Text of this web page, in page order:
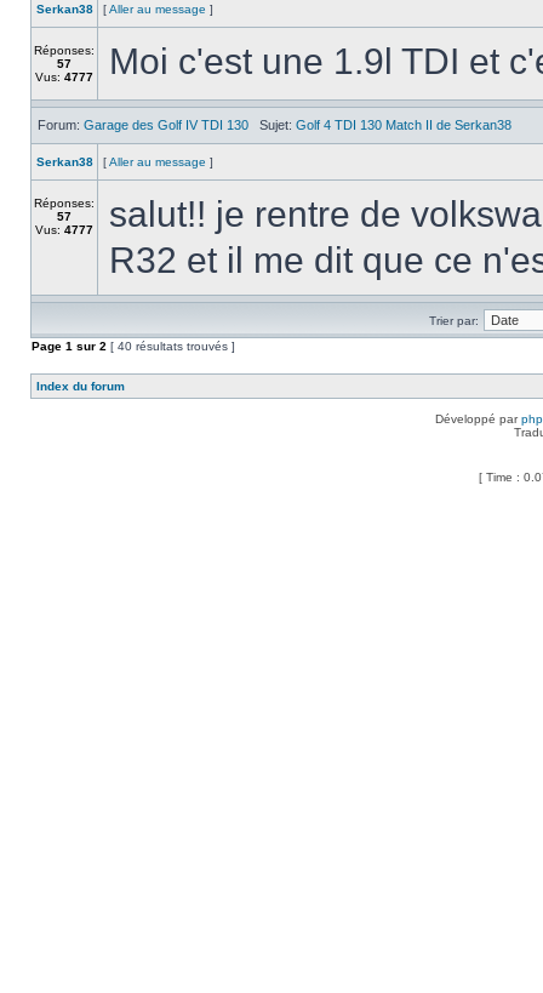
Serkan38 [Aller au message ]
Réponses:
57
Vus: 4777 Moi c'est une 1.9l TDI et
Forum: Garage des Golf IV TDI 130 Sujet: Golf 4 TDI 130 Match II de Serkan38
Serkan38 [Aller au message ]
Réponses:
57
Vus: 4777
salut!! je rentre de
R32 et il me dit que ce
Trier par:
Page 1 sur 2 [ 40 résultats trouvés ]
Index du forum
Développé par
[ Time :